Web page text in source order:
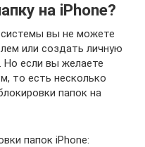
на iPhone?
вы не можете
или создать личную
Но если вы желаете
то есть несколько
папок на
папок iPhone: